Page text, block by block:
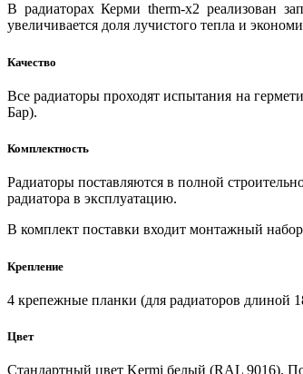
В радиаторах Керми therm-x2 реализован
увеличивается доля лучистого тепла и
Качество
Все радиаторы проходят испытания на
Бар).
Комплектность
Радиаторы поставляются в полной
радиатора в эксплуатацию.
В комплект поставки входит монтажный
Крепление
4 крепежные планки (для радиаторов длиной
Цвет
Стандартный цвет Kermi белый (RAL 9016).